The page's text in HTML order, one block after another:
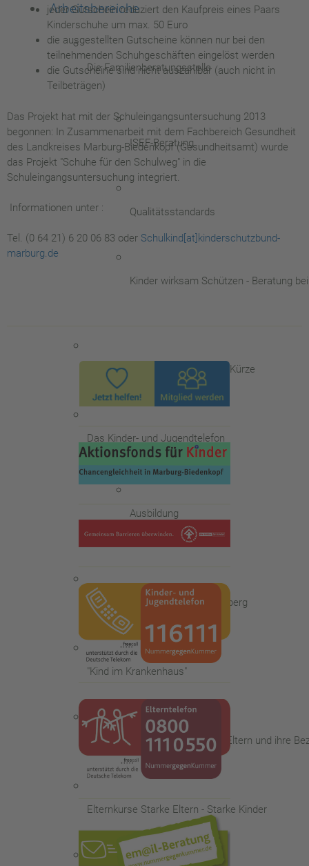
Arbeitsbereiche
Die Familienberatungsstelle
ISEF-Beratung
Qualitätsstandards
Kinder wirksam Schützen - Beratung
Die Familienberatungsstelle - in Kürze
Das Kinder- und Jugendtelefon
Ausbildung
Spiel- und Lernstube am Richtsberg
"Kind im Krankenhaus"
Beratung für psychisch kranke Eltern und ihre
Elternkurse Starke Eltern - Starke Kinder
jeder Gutschein reduziert den Kaufpreis eines Paars
Kinderschuhe um max. 50 Euro
die ausgestellten Gutscheine können nur bei den
teilnehmenden Schuhgeschäften eingelöst werden
die Gutscheine sind nicht auszahlbar (auch nicht in
Teilbeträgen)
Das Projekt hat mit der Schuleingangsuntersuchung 2013
begonnen: In Zusammenarbeit mit dem Fachbereich Gesundheit
des Landkreises Marburg-Biedenkopf (Gesundheitsamt) wurde
das Projekt "Schuhe für den Schulweg" in die
Schuleingangsuntersuchung integriert.
Informationen unter :
Tel. (0 64 21) 6 20 06 83 oder Schulkind[at]kinderschutzbund-
marburg.de